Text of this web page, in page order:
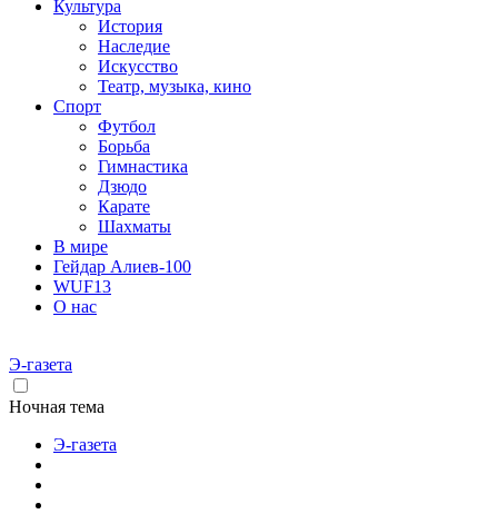
Культура
История
Наследие
Искусство
Театр, музыка, кино
Спорт
Футбол
Борьба
Гимнастика
Дзюдо
Карате
Шахматы
В мире
Гейдар Алиев-100
WUF13
О нас
Э-газета
Ночная тема
Э-газета